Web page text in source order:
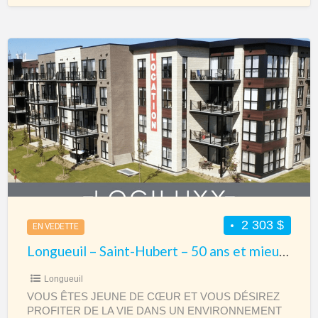
Longueuil
–
Saint-
Hubert
–
50
ans
et
mieux
Appartement
EN VEDETTE 2 303 $
Longueuil – Saint-Hubert – 50 ans et mieux – Appartement 4 1/2 à louer
Longueuil
VOUS ÊTES JEUNE DE CŒUR ET VOUS DÉSIREZ
PROFITER DE LA VIE DANS UN ENVIRONNEMENT